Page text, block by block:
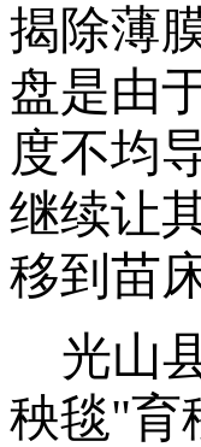
揭除薄
盘是由
度不均
继续让
移到苗床
光山
秧毯"育